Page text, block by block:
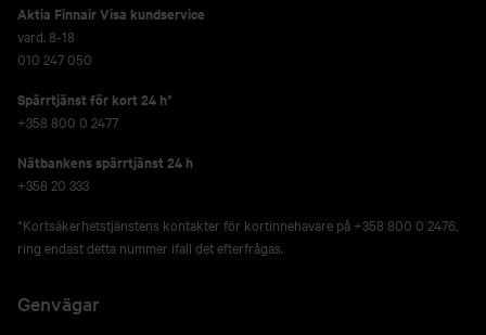
Aktia Finnair Visa kundservice
vard. 8-18
010 247 050
Spärrtjänst för kort 24 h*
+358 800 0 2477
Nätbankens spärrtjänst 24 h
+358 20 333
*Kortsäkerhetstjänstens kontakter för kortinnehavare på +358 800 0 2476,
ring endast detta nummer ifall det efterfrågas.
Genvägar